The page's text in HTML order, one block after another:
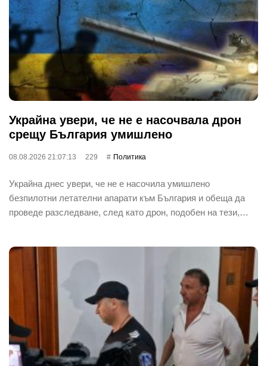
Украйна увери, че не е насочвала дрон
срещу България умишлено
08.08.2026 21:07:13 229 Политика
Украйна днес увери, че не е насочила умишлено
безпилотни летателни апарати към България и обеща да
проведе разследване, след като дрон, подобен на тези,…